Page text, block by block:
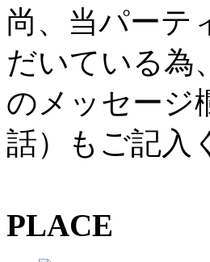
尚、当パーテ
だいている為
のメッセージ
話）もご記入
PLACE